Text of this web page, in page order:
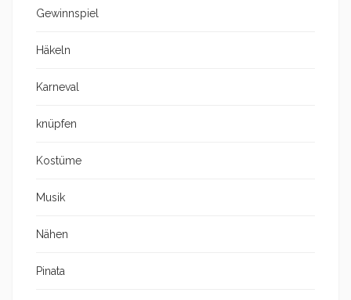
Gewinnspiel
Häkeln
Karneval
knüpfen
Kostüme
Musik
Nähen
Pinata